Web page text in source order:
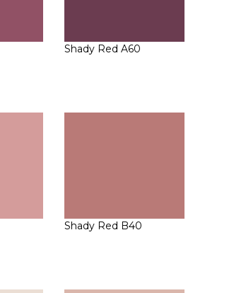
Shady Red A60
Shady Red B40